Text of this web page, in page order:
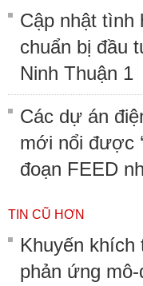
Cập nhật tình
chuẩn bị đầu
Ninh Thuận 1
Các dự án
mới nổi được
đoạn FEED
TIN CŨ HƠN
Khuyến khích
phản ứng